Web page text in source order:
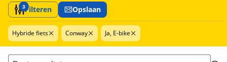
3Filteren Opslaan
Hybride fiets Conway Ja, E-bike